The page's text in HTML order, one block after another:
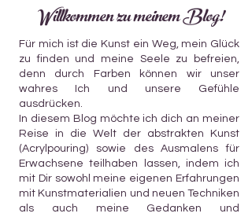
Willkommen zu meinem Blog!
Für mich ist die Kunst ein Weg, mein Glück
zu finden und meine Seele zu befreien,
denn durch Farben können wir unser
wahres Ich und unsere Gefühle
ausdrücken.
In diesem Blog möchte ich dich an meiner
Reise in die Welt der abstrakten Kunst
(Acrylpouring) sowie des Ausmalens für
Erwachsene teilhaben lassen, indem ich
mit Dir sowohl meine eigenen Erfahrungen
mit Kunstmaterialien und neuen Techniken
als auch meine Gedanken und